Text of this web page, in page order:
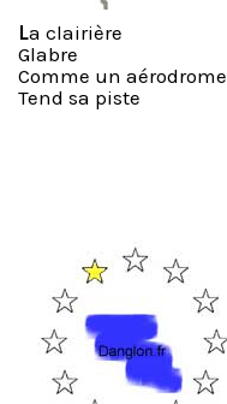
La clairière
Glabre
Comme un aérodrome
Tend sa piste